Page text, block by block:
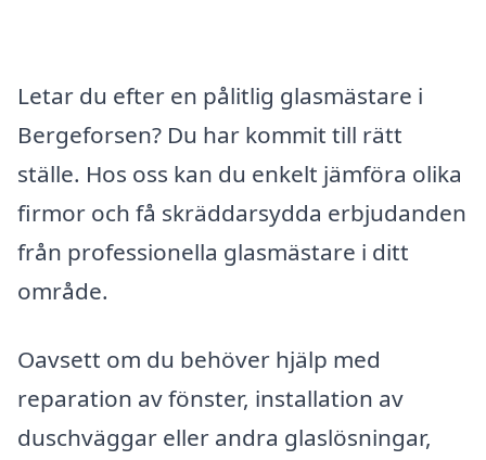
Letar du efter en pålitlig glasmästare i
Bergeforsen? Du har kommit till rätt
ställe. Hos oss kan du enkelt jämföra olika
firmor och få skräddarsydda erbjudanden
från professionella glasmästare i ditt
område.
Oavsett om du behöver hjälp med
reparation av fönster, installation av
duschväggar eller andra glaslösningar,